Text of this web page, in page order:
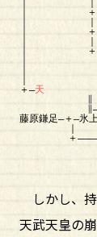
｜ ＋
｜
｜ ＋
｜
｜ ＋
｜
＋―
∥―――――但
藤原
｜
＋
胸形
宍人
しかし、
天武天皇の